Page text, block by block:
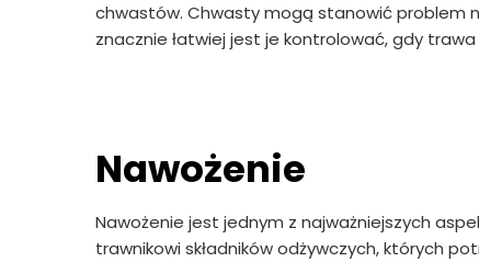
chwastów. Chwasty mogą stanowić problem
znacznie łatwiej jest je kontrolować, gdy
Nawożenie
Nawożenie jest jednym z najważniejszych
trawnikowi składników odżywczych, których